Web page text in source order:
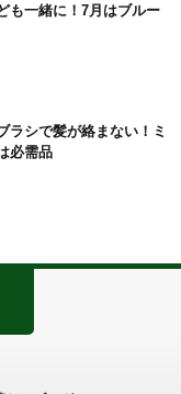
も一緒に！7月はブルー
ラシで髪が絡まない！ミ
必需品